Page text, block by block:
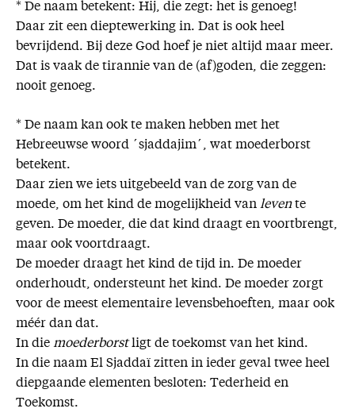
* De naam betekent: Hij, die zegt: het is genoeg!
Daar zit een dieptewerking in. Dat is ook heel
bevrijdend. Bij deze God hoef je niet altijd maar meer.
Dat is vaak de tirannie van de (af)goden, die zeggen:
nooit genoeg.
* De naam kan ook te maken hebben met het
Hebreeuwse woord ´sjaddajim´, wat moederborst
betekent.
Daar zien we iets uitgebeeld van de zorg van de
moede, om het kind de mogelijkheid van levente
geven. De moeder, die dat kind draagt en voortbrengt,
maar ook voortdraagt.
De moeder draagt het kind de tijd in. De moeder
onderhoudt, ondersteunt het kind. De moeder zorgt
voor de meest elementaire levensbehoeften, maar ook
méér dan dat.
In die moederborstligt de toekomst van het kind.
In die naam El Sjaddaï zitten in ieder geval twee heel
diepgaande elementen besloten: Tederheid en
Toekomst.